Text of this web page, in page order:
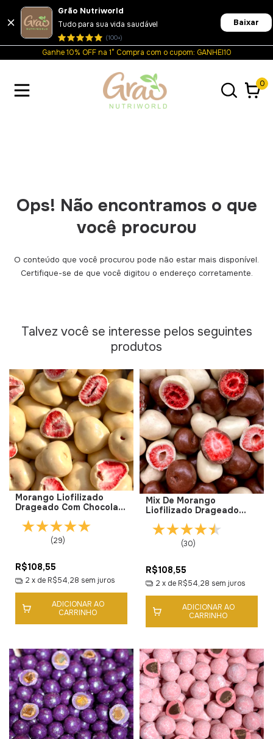
Grão Nutriworld
Tudo para sua vida saudável
(100+)
Baixar
Ganhe 10% OFF na 1° Compra com o cupom: GANHEI10
0
Ops! Não encontramos o que
você procurou
O conteúdo que você procurou pode não estar mais disponível.
Certifique-se de que você digitou o endereço corretamente.
Talvez você se interesse pelos seguintes
produtos
Morango Liofilizado
Drageado Com Chocolate
Açúcar
(29)
R$108,55
2 x de R$54,28 sem juros
ADICIONAR AO
CARRINHO
Mix De Morango
Liofilizado Drageado
Chocolate Ao Leite Sem
Adição De Açúcar
(30)
R$108,55
2 x de R$54,28 sem juros
ADICIONAR AO
CARRINHO